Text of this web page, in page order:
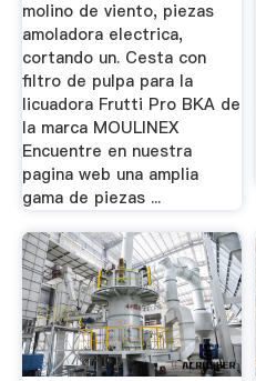
molino de viento, piezas
amoladora electrica,
cortando un. Cesta con
filtro de pulpa para la
licuadora Frutti Pro BKA de
la marca MOULINEX
Encuentre en nuestra
pagina web una amplia
gama de piezas ...